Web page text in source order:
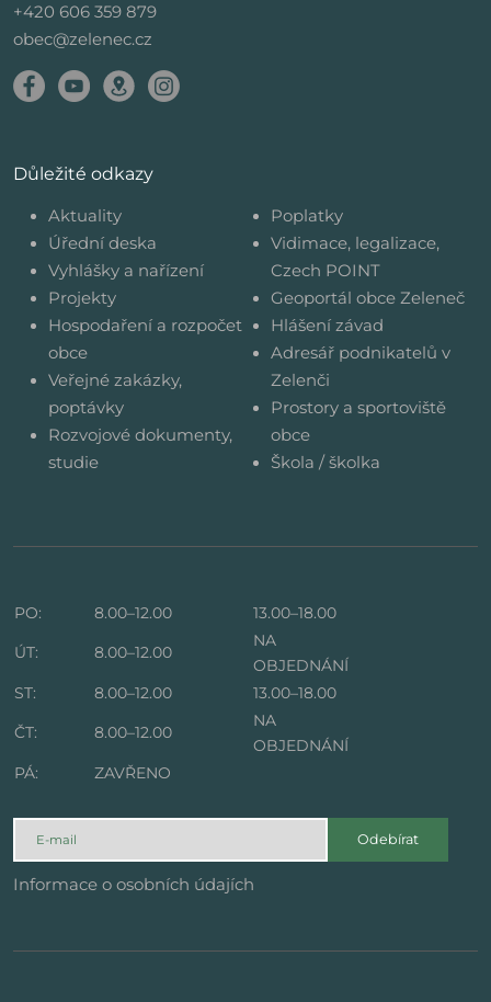
+420 606 359 879
obec@zelenec.cz
Důležité odkazy
Aktuality
Úřední deska
Vyhlášky a nařízení
Projekty
Hospodaření a rozpočet
obce
Veřejné zakázky,
poptávky
Rozvojové dokumenty,
studie
Poplatky
Vidimace, legalizace,
Czech POINT
Geoportál obce Zeleneč
Hlášení závad
Adresář podnikatelů v
Zelenči
Prostory a sportoviště
obce
Škola / školka
PO: 8.00–12.00
13.00–18.00
ÚT:
8.00–12.00
NA
OBJEDNÁNÍ
ST:
8.00–12.00
13.00–18.00
ČT:
8.00–12.00
NA
OBJEDNÁNÍ
PÁ:
ZAVŘENO
Odebírat
Informace o osobních údajích